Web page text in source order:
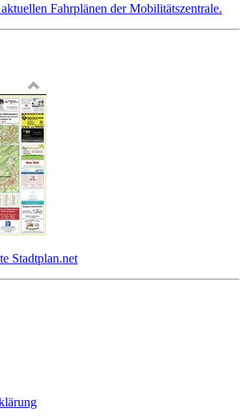
Fahrplänen der Mobilitätszentrale.
Stadtplan.net